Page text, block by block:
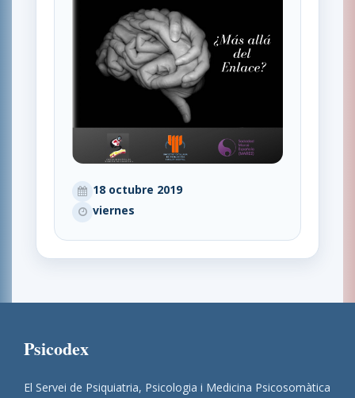
18 octubre 2019
viernes
Psicodex
El Servei de Psiquiatria, Psicologia i Medicina Psicosomàtica